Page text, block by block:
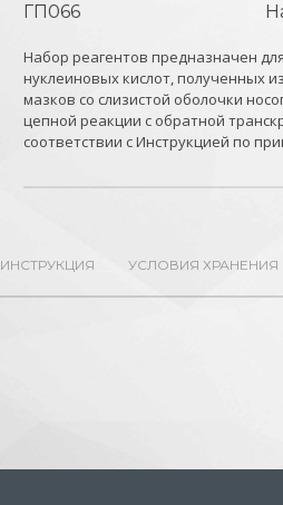
ГП066
Набор реагентов предназначен
нуклеиновых кислот, полученных
мазков со слизистой оболочки
цепной реакции с обратной
соответствии с Инструкцией по
ИНСТРУКЦИЯ УСЛОВИЯ ХРАНЕНИЯ